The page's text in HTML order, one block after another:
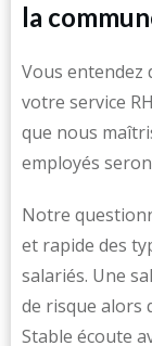
la
Vous entendez
votre service
que nous
employés
Notre
et rapide des
salariés. Une
de risque alors
Stable écoute